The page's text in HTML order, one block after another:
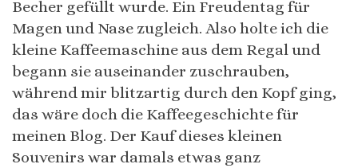
Becher gefüllt wurde. Ein Freudentag für
Magen und Nase zugleich. Also holte ich die
kleine Kaffeemaschine aus dem Regal und
begann sie auseinander zuschrauben,
während mir blitzartig durch den Kopf ging,
das wäre doch die Kaffeegeschichte für
meinen Blog. Der Kauf dieses kleinen
Souvenirs war damals etwas ganz